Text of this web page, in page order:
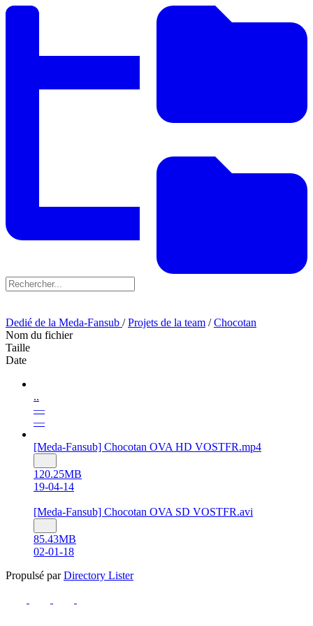
Dedié de la Meda-Fansub /Projets de la team /Chocotan
Nom du fichier
Taille
Date
..
—
—
[Meda-Fansub] Chocotan OVA HD VOSTFR.mp4
120.25MB
19-04-14
[Meda-Fansub] Chocotan OVA SD VOSTFR.avi
85.43MB
02-01-18
Propulsé parDirectory Lister